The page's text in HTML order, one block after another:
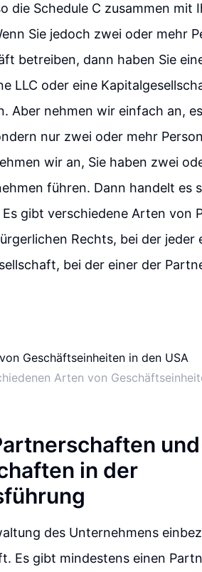
die Schedule C zusammen mit
Sie jedoch zwei oder mehr
betreiben, dann haben Sie
LLC oder eine
Aber nehmen wir einfach an,
nur zwei oder mehr
wir an, Sie haben zwei
führen. Dann handelt es
gibt verschiedene Arten von
Rechts, bei der jeder
bei der einer der
Arten von
und
in der
des Unternehmens
Es gibt mindestens einen